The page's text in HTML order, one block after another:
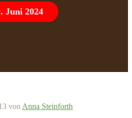
Juni 2024
von Anna Steinforth